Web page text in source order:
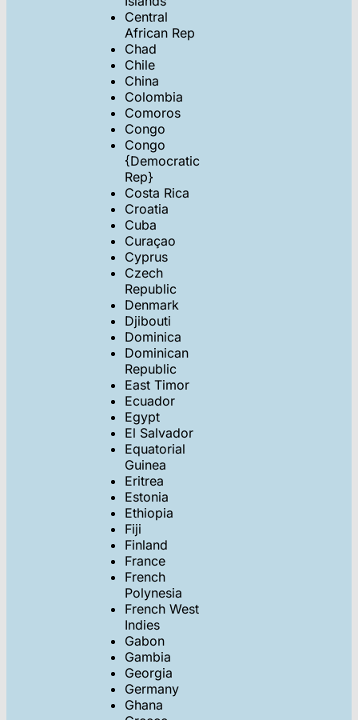
Central
African Rep
Chad
Chile
China
Colombia
Comoros
Congo
Congo
{Democratic
Rep}
Costa Rica
Croatia
Cuba
Curaçao
Cyprus
Czech
Republic
Denmark
Djibouti
Dominica
Dominican
Republic
East Timor
Ecuador
Egypt
El Salvador
Equatorial
Guinea
Eritrea
Estonia
Ethiopia
Fiji
Finland
France
French
Polynesia
French West
Indies
Gabon
Gambia
Georgia
Germany
Ghana